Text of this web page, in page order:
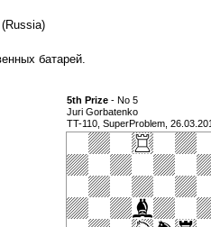
батарей.
5th Prize - No 5
Juri Gorbatenko
TT-110, SuperProblem,